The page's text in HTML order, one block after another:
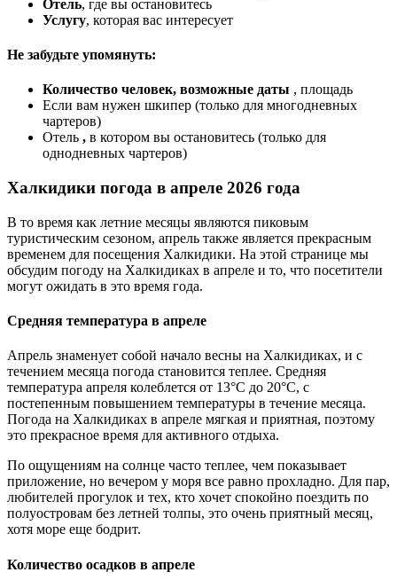
Отель, где вы остановитесь
Услугу, которая вас интересует
Не забудьте упомянуть:
Количество человек, возможные даты , площадь
Если вам нужен шкипер (только для многодневных
чартеров)
Отель , в котором вы остановитесь (только для
однодневных чартеров)
Халкидики погода в апреле 2026 года
В то время как летние месяцы являются пиковым
туристическим сезоном, апрель также является прекрасным
временем для посещения Халкидики. На этой странице мы
обсудим погоду на Халкидиках в апреле и то, что посетители
могут ожидать в это время года.
Средняя температура в апреле
Апрель знаменует собой начало весны на Халкидиках, и с
течением месяца погода становится теплее. Средняя
температура апреля колеблется от 13°C до 20°C, с
постепенным повышением температуры в течение месяца.
Погода на Халкидиках в апреле мягкая и приятная, поэтому
это прекрасное время для активного отдыха.
По ощущениям на солнце часто теплее, чем показывает
приложение, но вечером у моря все равно прохладно. Для пар,
любителей прогулок и тех, кто хочет спокойно поездить по
полуостровам без летней толпы, это очень приятный месяц,
хотя море еще бодрит.
Количество осадков в апреле